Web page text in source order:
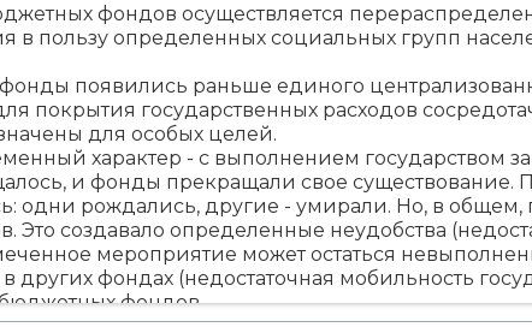
фондов осуществляется
в пользу определенных социальных групп
появились раньше единого
покрытия государственных расходов
для особых целей.
характер - с выполнением государством
и фонды прекращали свое существование.
одни рождались, другие - умирали. Но, в общем,
Это создавало определенные неудобства
мероприятие может остаться
фондах (недостаточная мобильность
фондов